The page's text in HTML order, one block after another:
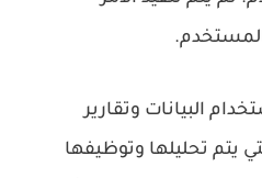
المستخدم.
البيانات وتقارير
يتم تحليلها وتوظيفها